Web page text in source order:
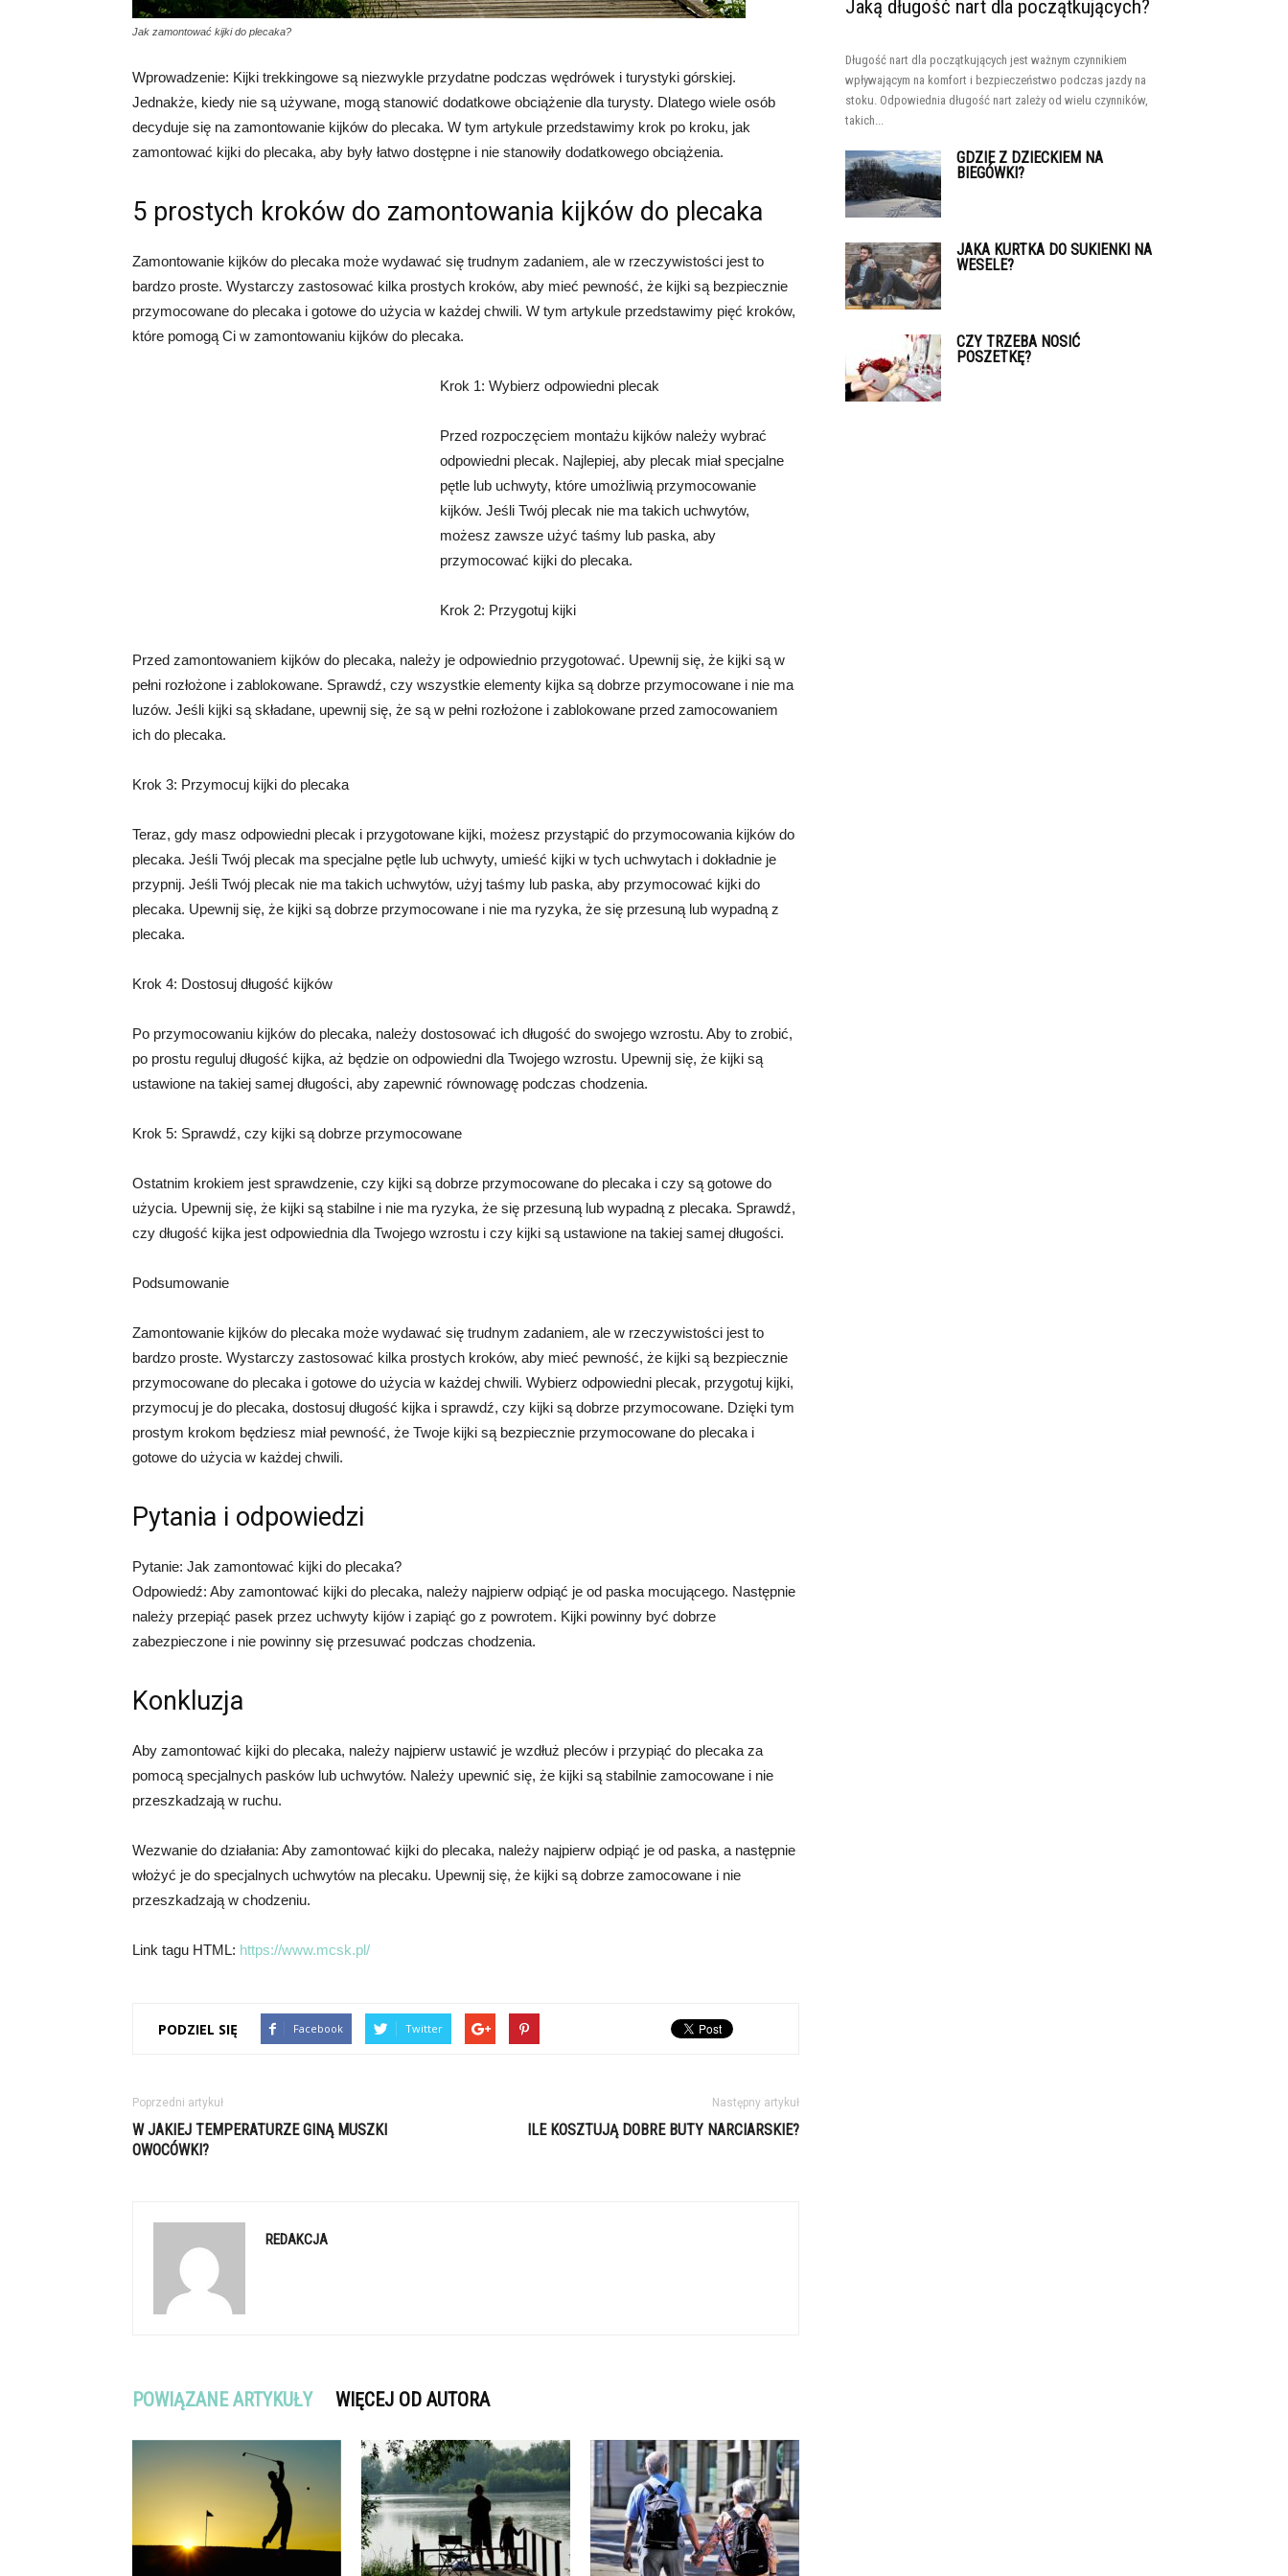
Jak zamontować kijki do plecaka?
Wprowadzenie: Kijki trekkingowe są niezwykle przydatne podczas wędrówek i turystyki górskiej.
Jednakże, kiedy nie są używane, mogą stanowić dodatkowe obciążenie dla turysty. Dlatego wiele osób
decyduje się na zamontowanie kijków do plecaka. W tym artykule przedstawimy krok po kroku, jak
zamontować kijki do plecaka, aby były łatwo dostępne i nie stanowiły dodatkowego obciążenia.
5 prostych kroków do zamontowania kijków do plecaka
Zamontowanie kijków do plecaka może wydawać się trudnym zadaniem, ale w rzeczywistości jest to
bardzo proste. Wystarczy zastosować kilka prostych kroków, aby mieć pewność, że kijki są bezpiecznie
przymocowane do plecaka i gotowe do użycia w każdej chwili. W tym artykule przedstawimy pięć kroków,
które pomogą Ci w zamontowaniu kijków do plecaka.
Krok 1: Wybierz odpowiedni plecak
Przed rozpoczęciem montażu kijków należy wybrać
odpowiedni plecak. Najlepiej, aby plecak miał specjalne
pętle lub uchwyty, które umożliwią przymocowanie
kijków. Jeśli Twój plecak nie ma takich uchwytów,
możesz zawsze użyć taśmy lub paska, aby
przymocować kijki do plecaka.
Krok 2: Przygotuj kijki
Przed zamontowaniem kijków do plecaka, należy je odpowiednio przygotować. Upewnij się, że kijki są w
pełni rozłożone i zablokowane. Sprawdź, czy wszystkie elementy kijka są dobrze przymocowane i nie ma
luzów. Jeśli kijki są składane, upewnij się, że są w pełni rozłożone i zablokowane przed zamocowaniem
ich do plecaka.
Krok 3: Przymocuj kijki do plecaka
Teraz, gdy masz odpowiedni plecak i przygotowane kijki, możesz przystąpić do przymocowania kijków do
plecaka. Jeśli Twój plecak ma specjalne pętle lub uchwyty, umieść kijki w tych uchwytach i dokładnie je
przypnij. Jeśli Twój plecak nie ma takich uchwytów, użyj taśmy lub paska, aby przymocować kijki do
plecaka. Upewnij się, że kijki są dobrze przymocowane i nie ma ryzyka, że się przesuną lub wypadną z
plecaka.
Krok 4: Dostosuj długość kijków
Po przymocowaniu kijków do plecaka, należy dostosować ich długość do swojego wzrostu. Aby to zrobić,
po prostu reguluj długość kijka, aż będzie on odpowiedni dla Twojego wzrostu. Upewnij się, że kijki są
ustawione na takiej samej długości, aby zapewnić równowagę podczas chodzenia.
Krok 5: Sprawdź, czy kijki są dobrze przymocowane
Ostatnim krokiem jest sprawdzenie, czy kijki są dobrze przymocowane do plecaka i czy są gotowe do
użycia. Upewnij się, że kijki są stabilne i nie ma ryzyka, że się przesuną lub wypadną z plecaka. Sprawdź,
czy długość kijka jest odpowiednia dla Twojego wzrostu i czy kijki są ustawione na takiej samej długości.
Podsumowanie
Zamontowanie kijków do plecaka może wydawać się trudnym zadaniem, ale w rzeczywistości jest to
bardzo proste. Wystarczy zastosować kilka prostych kroków, aby mieć pewność, że kijki są bezpiecznie
przymocowane do plecaka i gotowe do użycia w każdej chwili. Wybierz odpowiedni plecak, przygotuj kijki,
przymocuj je do plecaka, dostosuj długość kijka i sprawdź, czy kijki są dobrze przymocowane. Dzięki tym
prostym krokom będziesz miał pewność, że Twoje kijki są bezpiecznie przymocowane do plecaka i
gotowe do użycia w każdej chwili.
Pytania i odpowiedzi
Pytanie: Jak zamontować kijki do plecaka?
Odpowiedź: Aby zamontować kijki do plecaka, należy najpierw odpiąć je od paska mocującego. Następnie
należy przepiąć pasek przez uchwyty kijów i zapiąć go z powrotem. Kijki powinny być dobrze
zabezpieczone i nie powinny się przesuwać podczas chodzenia.
Konkluzja
Aby zamontować kijki do plecaka, należy najpierw ustawić je wzdłuż pleców i przypiąć do plecaka za
pomocą specjalnych pasków lub uchwytów. Należy upewnić się, że kijki są stabilnie zamocowane i nie
przeszkadzają w ruchu.
Wezwanie do działania: Aby zamontować kijki do plecaka, należy najpierw odpiąć je od paska, a następnie
włożyć je do specjalnych uchwytów na plecaku. Upewnij się, że kijki są dobrze zamocowane i nie
przeszkadzają w chodzeniu.
Link tagu HTML: https://www.mcsk.pl/
PODZIEL SIĘ Facebook Twitter
Poprzedni artykuł
W JAKIEJ TEMPERATURZE GINĄ MUSZKI
OWOCÓWKI?
Następny artykuł
ILE KOSZTUJĄ DOBRE BUTY NARCIARSKIE?
REDAKCJA
POWIĄZANE ARTYKUŁY WIĘCEJ OD AUTORA
Jaką długość nart dla początkujących?
Długość nart dla początkujących jest ważnym czynnikiem
wpływającym na komfort i bezpieczeństwo podczas jazdy na
stoku. Odpowiednia długość nart zależy od wielu czynników,
takich...
GDZIE Z DZIECKIEM NA
BIEGÓWKI?
JAKA KURTKA DO SUKIENKI NA
WESELE?
CZY TRZEBA NOSIĆ
POSZETKĘ?